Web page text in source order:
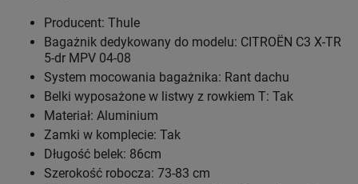
Producent: Thule
Bagażnik dedykowany do modelu: CITROËN C3 X-TR
5-dr MPV 04-08
System mocowania bagażnika: Rant dachu
Belki wyposażone w listwy z rowkiem T: Tak
Materiał: Aluminium
Zamki w komplecie: Tak
Długość belek: 86cm
Szerokość robocza: 73-83 cm